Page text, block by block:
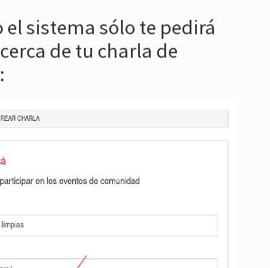
el sistema sólo te pedirá
de tu charla de